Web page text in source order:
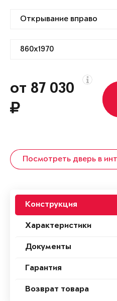
от 87 030
Посмотреть дверь в
Конструкция
Характеристики
Документы
Гарантия
Возврат товара